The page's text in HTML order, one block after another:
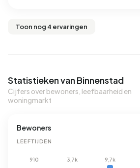
Toon nog 4 ervaringen
Statistieken van Binnenstad
Cijfers over bewoners, leefbaarheid en
woningmarkt
Bewoners
LEEFTIJDEN
910 3,7k 9,7k